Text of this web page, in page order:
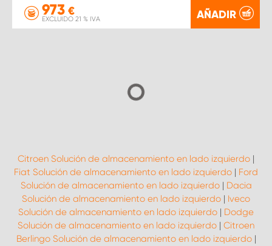
973 €
EXCLUIDO 21 % IVA AÑADIR
Citroen Solución de almacenamiento en lado izquierdo |
Fiat Solución de almacenamiento en lado izquierdo | Ford
Solución de almacenamiento en lado izquierdo| Dacia
Solución de almacenamiento en lado izquierdo | Iveco
Solución de almacenamiento en lado izquierdo | Dodge
Solución de almacenamiento en lado izquierdo | Citroen
Berlingo Solución de almacenamiento en lado izquierdo|